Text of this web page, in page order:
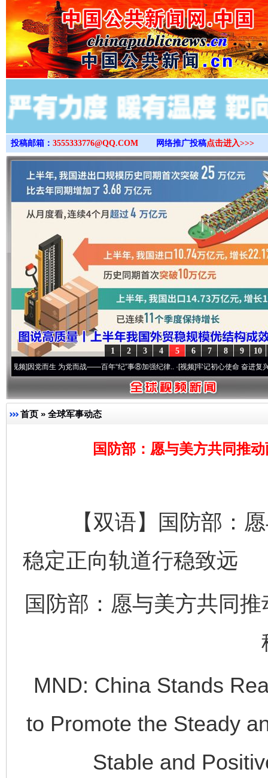
>
投稿邮箱： 3555333776@QQ.COM 网络推广投稿点击进入>>>
10
9
8
7
6
5
4
3
2
1
而生 为党而战——百年“纪”事⑧加强纪律..·[视频]牢记初心使命 奋进复兴征程丨“转
首页 » 全球军事动态
国防部：愿与美方共同推
【双语】国防部：愿
稳定正向轨道行稳致远
国防部：愿与美方共同
MND: China Stands
to Promote the Steady
Stable and